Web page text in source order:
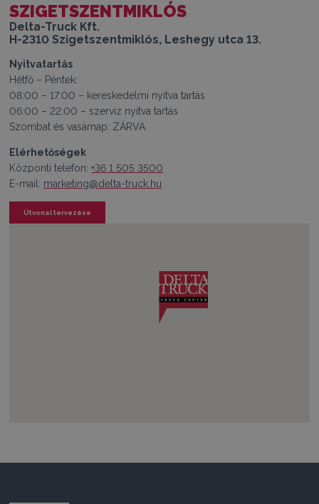
SZIGETSZENTMIKLÓS
Delta-Truck Kft.
H-2310 Szigetszentmiklós, Leshegy utca 13.
Nyitvatartás
Hétfő – Péntek:
08:00 – 17:00 – kereskedelmi nyitva tartás
06:00 – 22:00 – szerviz nyitva tartás
Szombat és vasárnap: ZÁRVA
Elérhetőségek
Központi telefon:+36 1 505 3500
E-mail: marketing@delta-truck.hu
Útvonal tervezése